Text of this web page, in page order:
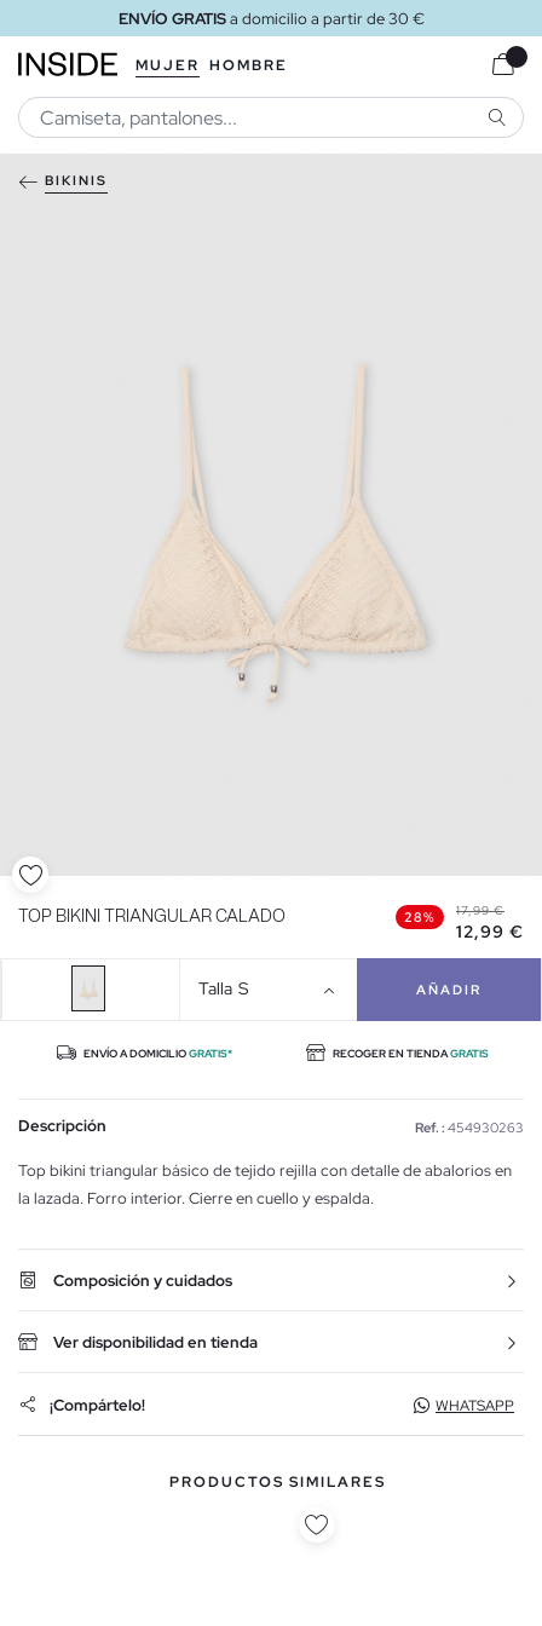
ENVÍO GRATISa domicilio a partir de 30 €
MUJER HOMBRE
BIKINIS
TOP BIKINI TRIANGULAR CALADO 28% 17,99 €
12,99 €
Talla S AÑADIR
ENVÍO A DOMICILIOGRATIS* RECOGER EN TIENDAGRATIS
Descripción Ref. : 454930263
Top bikini triangular básico de tejido rejilla con detalle de abalorios en
la lazada. Forro interior. Cierre en cuello y espalda.
Composición y cuidados
Ver disponibilidad en tienda
¡Compártelo! WHATSAPP
PRODUCTOS SIMILARES